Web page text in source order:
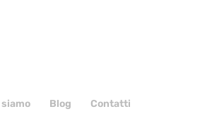
siamo Blog Contatti